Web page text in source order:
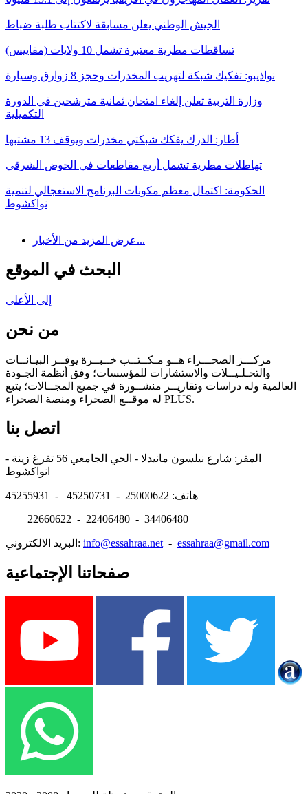
الجيش الوطني يعلن مسابقة لاكتتاب طلبة ضباط
تساقطات مطرية معتبرة تشمل 10 ولايات (مقاييس)
نواذيبو: تفكيك شبكة لتهريب المخدرات وحجز 8 زوارق وسيارة
وزارة التربية تعلن إلغاء امتحان ثمانية مترشحين في الدورة
التكميلية
أطار: الدرك يفكك شبكتي مخدرات ويوقف 13 مشتبها
تهاطلات مطرية تشمل أربع مقاطعات في الحوض الشرقي
الحكومة: اكتمال معظم مكونات البرنامج الاستعجالي لتنمية
نواكشوط
عرض المزيد من الأخبار...
البحث في الموقع
إلى الأعلى
من نحن
مركـــز الصحـــراء هــو مـكــتــب خــبــرة يوفــر البيـانــات
والتحـلـيــلات والاستشارات للمؤسسات؛ وفق أنظمة الجـودة
العالمية وله دراسات وتقاريــر منشــورة في جميع المجــالات؛ يتبع
له موقــع الصحراء ومنصة الصحراء PLUS.
اتصل بنا
المقر: شارع نيلسون مانيدلا - الحي الجامعي 56 تفرغ زينة -
هاتف: 25000622 - 45250731 - 45255931
22660622 - 22406480 - 34406480
البريد الالكتروني: info@essahraa.net - essahraa@gmail.com
صفحاتنا الإجتماعية